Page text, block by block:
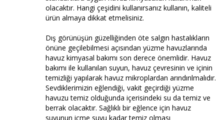
olacaktır. Hangi çeşidini kullanırsanız kullanın, kaliteli
ürün almaya dikkat etmelisiniz.
Dış görünüşün güzelliğinden öte salgın hastalıkların
önüne geçilebilmesi açısından yüzme havuzlarında
havuz kimyasal bakımı son derece önemlidir. Havuz
bakımı ile kullanılan suyun, havuz çevresinin ve içinin
temizliği yapılarak havuz mikroplardan arındırılmalıdır.
Sevdiklerimizin eğlendiği, vakit geçirdiği yüzme
havuzu temiz olduğunda içerisindeki su da temiz ve
berrak olacaktır. Sağlıklı bir eğlence için havuz
suyunun içme suyu kadar temiz olması